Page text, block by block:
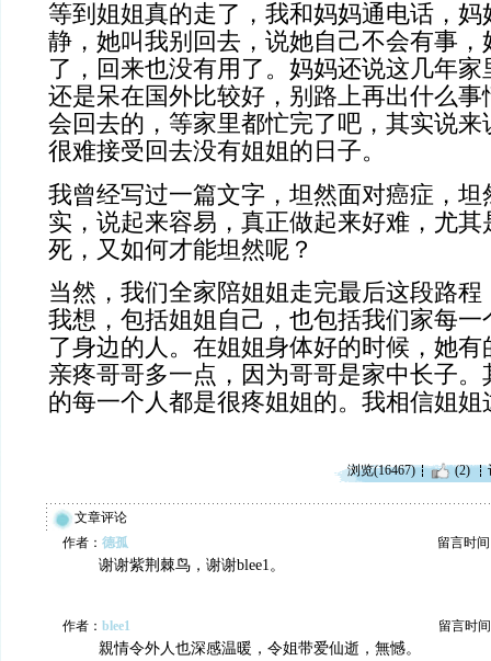
等到姐姐真的走了，我和妈妈通电话，妈
静，她叫我别回去，说她自己不会有事，
了，回来也没有用了。妈妈还说这几年
还是呆在国外比较好，别路上再出什么
会回去的，等家里都忙完了吧，其实说
很难接受回去没有姐姐的日子。
我曾经写过一篇文字，坦然面对癌症，
实，说起来容易，真正做起来好难，尤其
死，又如何才能坦然呢？
当然，我们全家陪姐姐走完最后这段路
我想，包括姐姐自己，也包括我们家每
了身边的人。在姐姐身体好的时候，她
亲疼哥哥多一点，因为哥哥是家中长子
的每一个人都是很疼姐姐的。 我相信姐姐
浏览(16467) (2)
文章评论
作者： 德孤 留言时间
谢谢紫荆棘鸟，谢谢blee1。
作者： blee1 留言时
親情令外人也深感温暖，令姐带爱仙逝，無憾。